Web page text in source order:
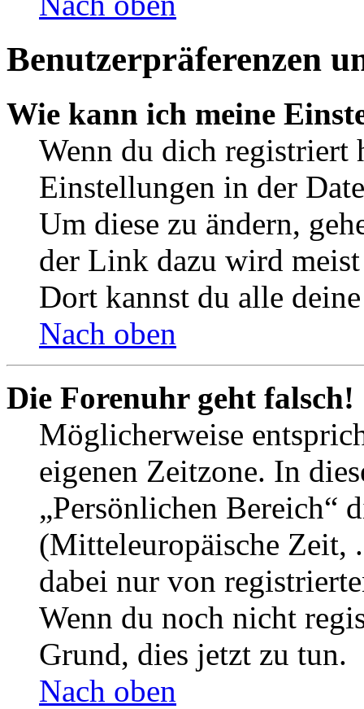
Benutzerpräferenzen
Wie kann ich meine
Wenn du dich registriert
Einstellungen in der
Um diese zu ändern,
der Link dazu wird
Dort kannst du alle
Nach oben
Die Forenuhr geht falsch!
Möglicherweise
eigenen Zeitzone. In
„Persönlichen Bereich“
(Mitteleuropäische Zeit,
dabei nur von
Wenn du noch nicht
Grund, dies jetzt zu tun.
Nach oben